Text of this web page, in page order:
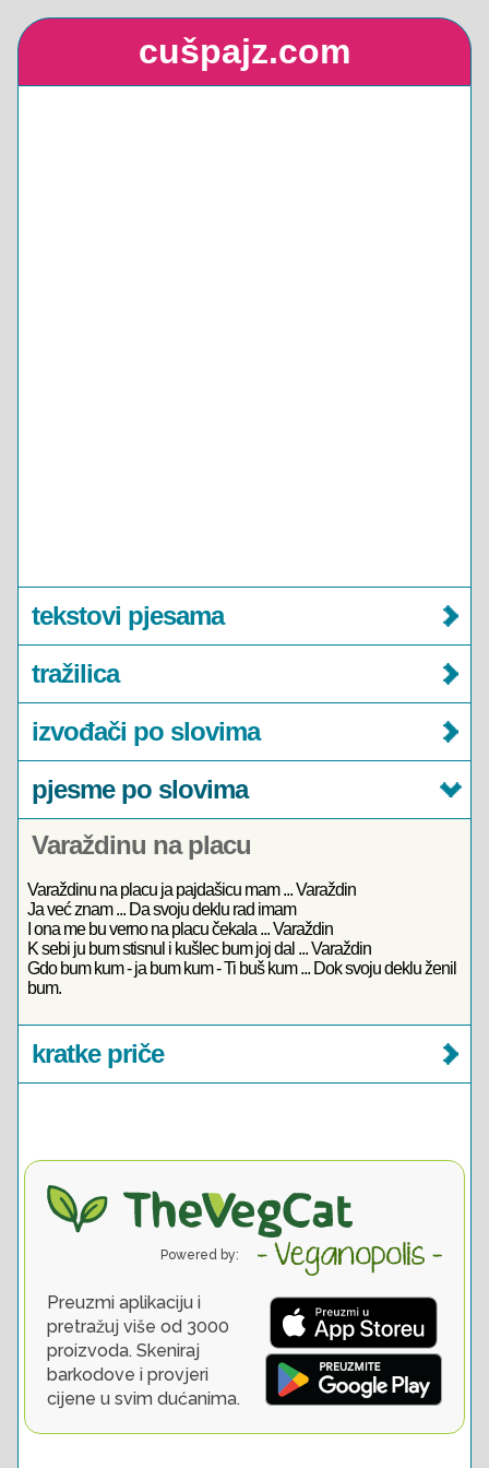
cušpajz.com
tekstovi pjesama
tražilica
izvođači po slovima
pjesme po slovima
Varaždinu na placu
Varaždinu na placu ja pajdašicu mam ... Varaždin
Ja već znam ... Da svoju deklu rad imam
I ona me bu verno na placu čekala ... Varaždin
K sebi ju bum stisnul i kušlec bum joj dal ... Varaždin
Gdo bum kum - ja bum kum - Ti buš kum ... Dok svoju deklu ženil
bum.
kratke priče